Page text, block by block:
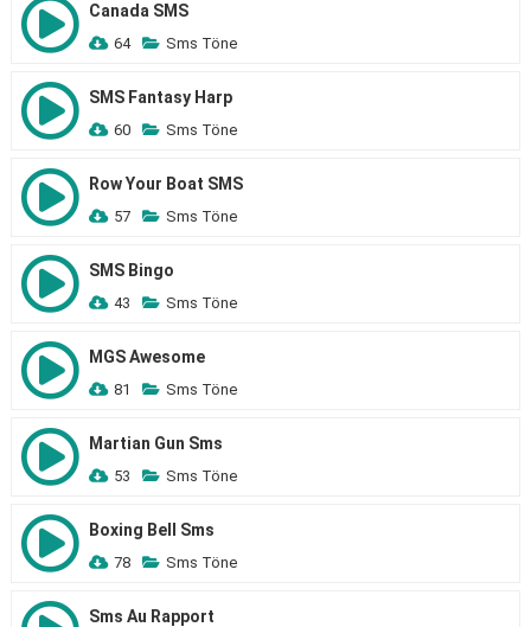
Canada SMS
64 Sms Töne
SMS Fantasy Harp
60 Sms Töne
Row Your Boat SMS
57 Sms Töne
SMS Bingo
43 Sms Töne
MGS Awesome
81 Sms Töne
Martian Gun Sms
53 Sms Töne
Boxing Bell Sms
78 Sms Töne
Sms Au Rapport